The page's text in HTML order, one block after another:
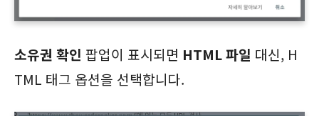
소유권 확인 팝업이 표시되면 HTML 파일 대신, H
TML 태그 옵션을 선택합니다.